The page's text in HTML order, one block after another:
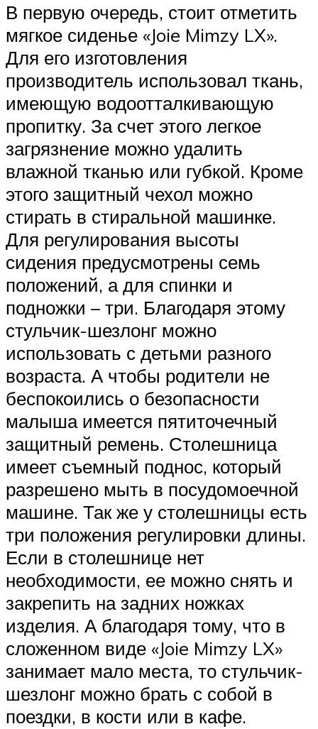
В первую очередь, стоит отметить
мягкое сиденье «Joie Mimzy LX».
Для его изготовления
производитель использовал ткань,
имеющую водоотталкивающую
пропитку. За счет этого легкое
загрязнение можно удалить
влажной тканью или губкой. Кроме
этого защитный чехол можно
стирать в стиральной машинке.
Для регулирования высоты
сидения предусмотрены семь
положений, а для спинки и
подножки – три. Благодаря этому
стульчик-шезлонг можно
использовать с детьми разного
возраста. А чтобы родители не
беспокоились о безопасности
малыша имеется пятиточечный
защитный ремень. Столешница
имеет съемный поднос, который
разрешено мыть в посудомоечной
машине. Так же у столешницы есть
три положения регулировки длины.
Если в столешнице нет
необходимости, ее можно снять и
закрепить на задних ножках
изделия. А благодаря тому, что в
сложенном виде «Joie Mimzy LX»
занимает мало места, то стульчик-
шезлонг можно брать с собой в
поездки, в кости или в кафе.